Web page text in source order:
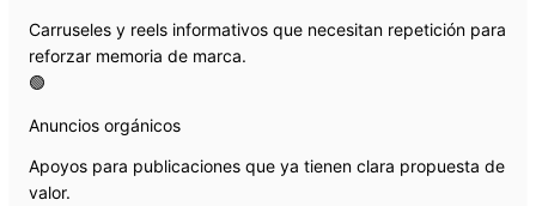
Carruseles y reels informativos que necesitan repetición para
reforzar memoria de marca.
🟢
Anuncios orgánicos
Apoyos para publicaciones que ya tienen clara propuesta de
valor.